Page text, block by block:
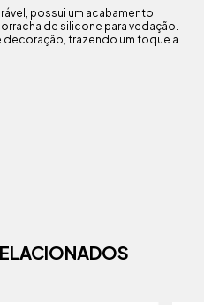
possui um acabamento
de silicone para vedação.
decoração, trazendo um toque a